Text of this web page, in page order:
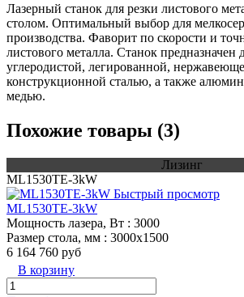
Лазерный станок для резки листового
столом. Оптимальный выбор для
производства. Фаворит по скорости и
листового металла. Станок предназначен
углеродистой, легированной,
конструкционной сталью, а также
медью.
Похожие товары (3)
Лизинг
МL1530TE-3kW
Быстрый просмотр
МL1530TE-3kW
Мощность лазера, Вт : 3000
Размер стола, мм : 3000х1500
6 164 760 руб
В корзину